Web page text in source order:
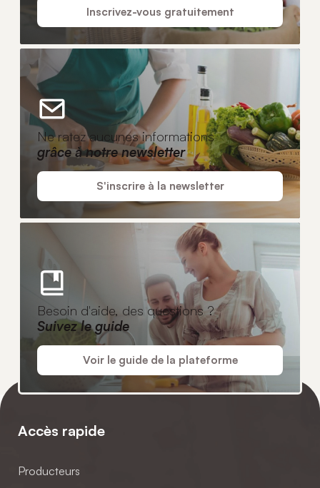
Inscrivez-vous gratuitement
Ne ratez aucunes informations
grâce à notre newsletter
S'inscrire à la newsletter
Besoin d'aide, des questions ?
Suivez le guide
Voir le guide de la plateforme
Accès rapide
Producteurs